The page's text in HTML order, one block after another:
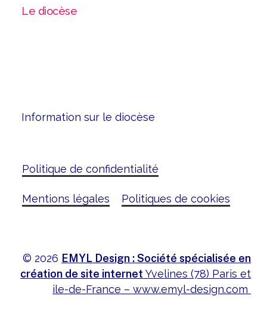
Le diocèse
Information sur le diocèse
Politique de confidentialité
Mentions légales Politiques de cookies
© 2026 EMYL Design : Société spécialisée en
création de site internetYvelines (78) Paris et
ile-de-France –www.emyl-design.com